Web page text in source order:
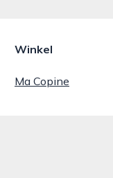
Winkel
Ma Copine